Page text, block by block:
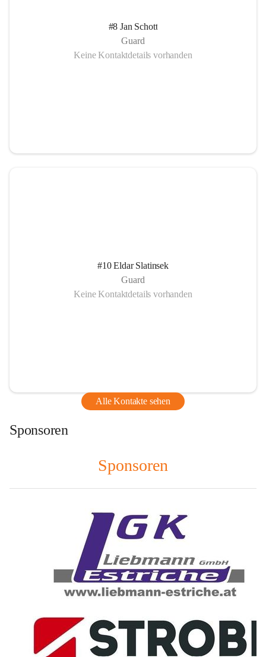
#8 Jan Schott
Guard
Keine Kontaktdetails vorhanden
#10 Eldar Slatinsek
Guard
Keine Kontaktdetails vorhanden
Alle Kontakte sehen
Sponsoren
Sponsoren